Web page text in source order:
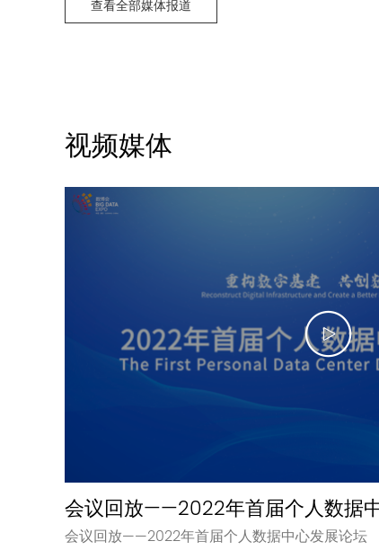
查看全部媒体报道
视频媒体
会议回放——2022年首届个人数据
会议回放——2022年首届个人数据中心发展论坛